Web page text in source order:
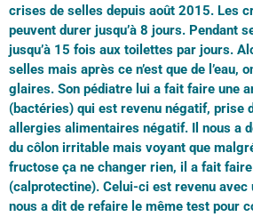
crises de selles depuis août 2015. Les
peuvent durer jusqu’à 8 jours. Pendant
jusqu’à 15 fois aux toilettes par jours.
selles mais après ce n’est que de l’eau,
glaires. Son pédiatre lui a fait faire une
(bactéries) qui est revenu négatif, prise
allergies alimentaires négatif. Il nous a
du côlon irritable mais voyant que
fructose ça ne changer rien, il a fait
(calprotectine). Celui-ci est revenu avec
nous a dit de refaire le même test pour